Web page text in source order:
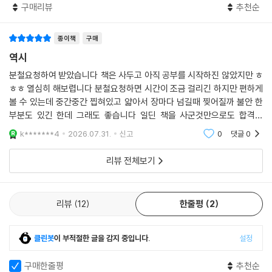
구매리뷰 추천순
종이책 구매
역시
분철요청하여 받았습니다 책은 사두고 아직 공부를 시작하진 않았지만 ㅎ
ㅎㅎ 열심히 해보렵니다 분철요청하면 시간이 조금 걸리긴 하지만 편하게
볼 수 있는데 중간중간 찝혀있고 얇아서 장마다 넘길때 찢어질까 불안 한
부분도 있긴 한데 그래도 좋습니다 일딘 책을 사군것만으로도 합격할
듯 역시 자격증은 시대에듀
k*******4 2026.07.31. 신고 0 댓글0
리뷰 전체보기
리뷰 12 한줄평 2
클린봇이 부적절한 글을 감지 중입니다. 설정
구매한줄평 추천순